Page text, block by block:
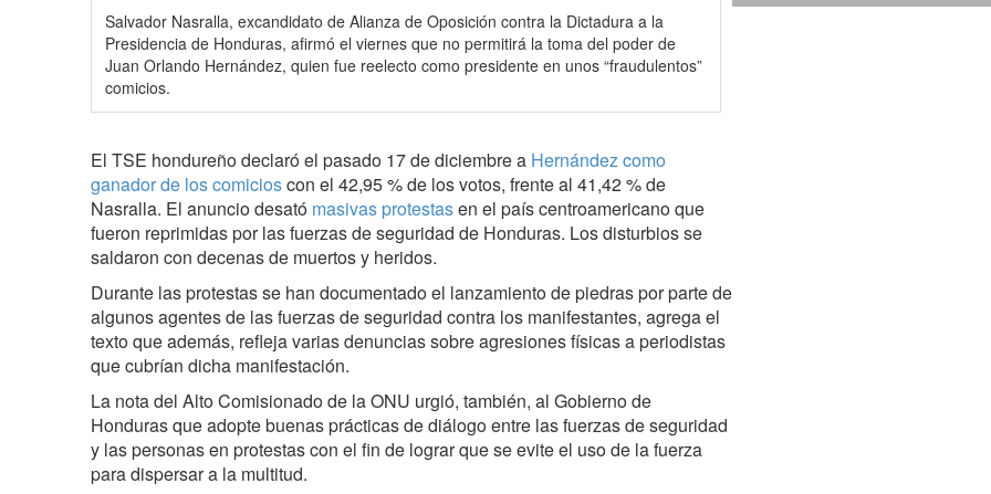
Salvador Nasralla, excandidato de Alianza de Oposición contra la Dictadura a la
Presidencia de Honduras, afirmó el viernes que no permitirá la toma del poder de
Juan Orlando Hernández, quien fue reelecto como presidente en unos “fraudulentos”
comicios.
El TSE hondureño declaró el pasado 17 de diciembre a Hernández como
ganador de los comicioscon el 42,95 % de los votos, frente al 41,42 % de
Nasralla. El anuncio desató masivas protestasen el país centroamericano que
fueron reprimidas por las fuerzas de seguridad de Honduras. Los disturbios se
saldaron con decenas de muertos y heridos.
Durante las protestas se han documentado el lanzamiento de piedras por parte de
algunos agentes de las fuerzas de seguridad contra los manifestantes, agrega el
texto que además, refleja varias denuncias sobre agresiones físicas a periodistas
que cubrían dicha manifestación.
La nota del Alto Comisionado de la ONU urgió, también, al Gobierno de
Honduras que adopte buenas prácticas de diálogo entre las fuerzas de seguridad
y las personas en protestas con el fin de lograr que se evite el uso de la fuerza
para dispersar a la multitud.